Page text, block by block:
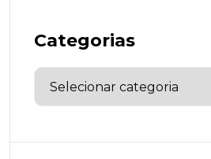
Categorias